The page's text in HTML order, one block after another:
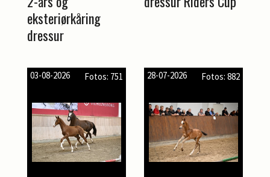
eksteriørkåring
dressur
03-08-2026 Fotos: 751 28-07-2026 Fotos: 882